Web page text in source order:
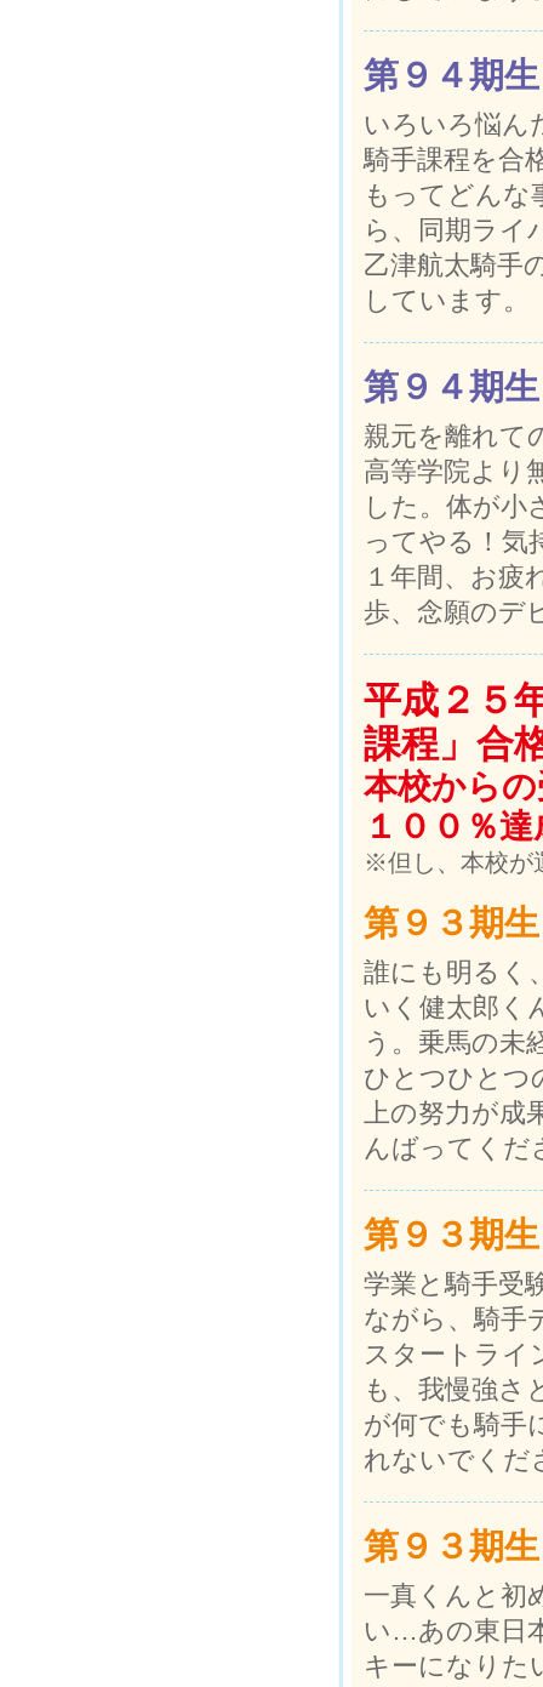
第９４期生
いろいろ悩ん
騎手課程を合
もってどんな
ら、同期ライ
乙津航太騎手
しています。
第９４期生
親元を離れて
高等学院より
した。体が小
ってやる！気
１年間、お疲
歩、念願のデ
平成２５
課程」合
本校から
１００％達
※但し、本校が
第９３期生
誰にも明るく
いく健太郎く
う。乗馬の未
ひとつひとつ
上の努力が成
んばってくだ
第９３期生
学業と騎手受
ながら、騎手
スタートライ
も、我慢強さ
が何でも騎手
れないでくだ
第９３期生
一真くんと初
い…あの東日
キーになりた